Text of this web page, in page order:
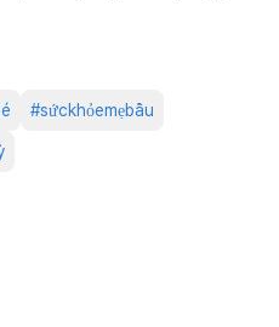
#sứckhỏemẹbầu